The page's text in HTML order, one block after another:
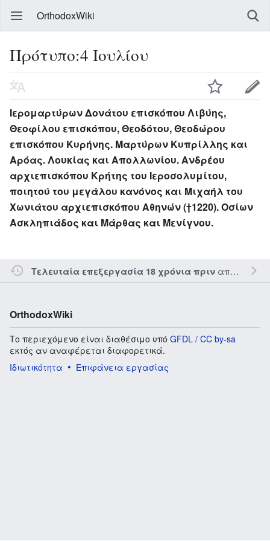
OrthodoxWiki
Πρότυπο:4 Ιουλίου
Ιερομαρτύρων Δονάτου επισκόπου Λιβύης,
Θεοφίλου επισκόπου, Θεοδότου, Θεοδώρου
επισκόπου Κυρήνης. Μαρτύρων Κυπρίλλης και
Αρόας. Λουκίας και Απολλωνίου. Ανδρέου
αρχιεπισκόπου Κρήτης του Ιεροσολυμίτου,
ποιητού του μεγάλου κανόνος και Μιχαήλ του
Χωνιάτου αρχιεπισκόπου Αθηνών (†1220). Οσίων
Ασκληπιάδος και Μάρθας και Μενίγνου.
Τελευταία επεξεργασία 18 χρόνια πριναπό τον την
OrthodoxWiki
Το περιεχόμενο είναι διαθέσιμο υπό GFDL / CC by-sa
εκτός αν αναφέρεται διαφορετικά.
Ιδιωτικότητα
Επιφάνεια εργασίας